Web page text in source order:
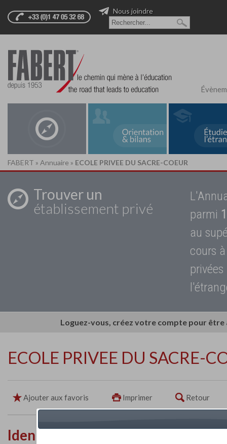
Nous joindre
FABERT » Annuaire » ECOLE PRIVEE DU SACRE-COEUR
Trouver un
établissement privé
parmi
au
cours
Loguez-vous, créez votre compte pour
ECOLE PRIVEE DU SACRE-
Ajouter aux favoris Imprimer Retour
Identité de l'établissement